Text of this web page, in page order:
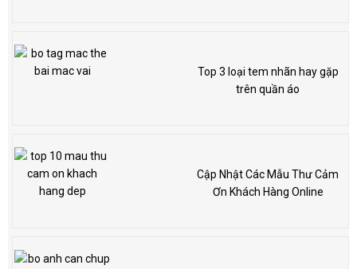
Top 3 loại tem nhãn hay gặp
trên quần áo
Cập Nhật Các Mẫu Thư Cảm
Ơn Khách Hàng Online